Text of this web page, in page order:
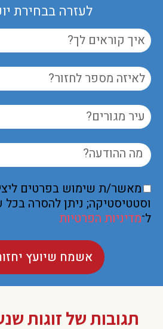
לעזרה בבחירת
מאשר/ת שימוש בפרטים
וסטטיסטיקה; ניתן להסרה
ל־מדיניות הפרטיות
אשמח שיועץ
תגובות של זוגות